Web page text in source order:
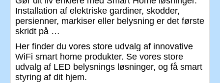
Installation af elektriske gardiner, skodder,
persienner, markiser eller belysning er det første
skridt på …
Her finder du vores store udvalg af innovative
WiFi smart home produkter. Se vores store
udvalg af LED belysnings løsninger, og få smart
styring af dit hjem.